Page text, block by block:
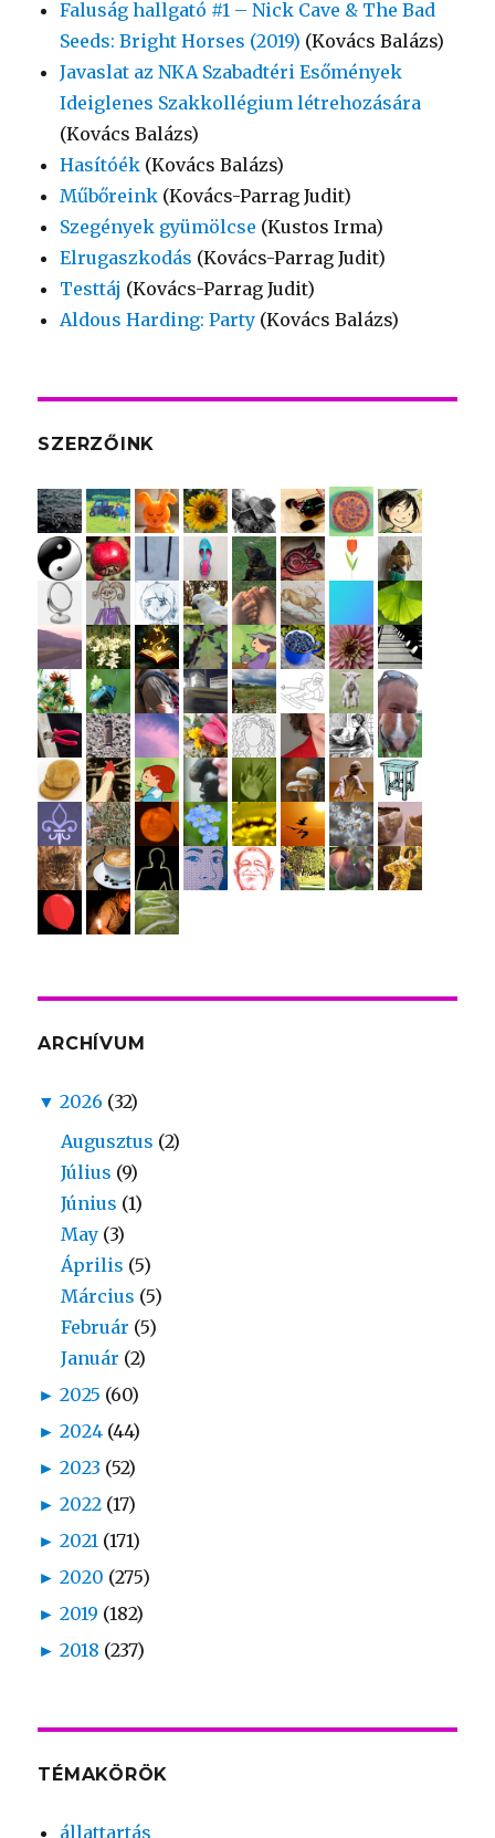
Faluság hallgató #1 – Nick Cave & The Bad
Seeds: Bright Horses (2019) (Kovács Balázs)
Javaslat az NKA Szabadtéri Esőmények
Ideiglenes Szakkollégium létrehozására
(Kovács Balázs)
Hasítóék (Kovács Balázs)
Műbőreink (Kovács-Parrag Judit)
Szegények gyümölcse (Kustos Irma)
Elrugaszkodás (Kovács-Parrag Judit)
Testtáj (Kovács-Parrag Judit)
Aldous Harding: Party (Kovács Balázs)
SZERZŐINK
ARCHÍVUM
▼ 2026 (32)
Augusztus (2)
Július (9)
Június (1)
May (3)
Április (5)
Március (5)
Február (5)
Január (2)
► 2025 (60)
► 2024 (44)
► 2023 (52)
► 2022 (17)
► 2021 (171)
► 2020 (275)
► 2019 (182)
► 2018 (237)
TÉMAKÖRÖK
állattartás